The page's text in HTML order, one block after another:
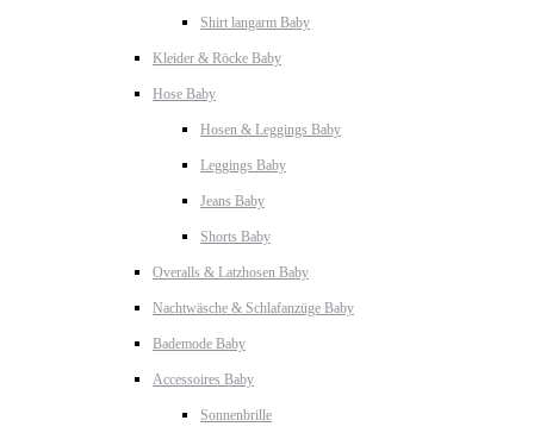
Shirt langarm Baby
Kleider & Röcke Baby
Hose Baby
Hosen & Leggings Baby
Leggings Baby
Jeans Baby
Shorts Baby
Overalls & Latzhosen Baby
Nachtwäsche & Schlafanzüge Baby
Bademode Baby
Accessoires Baby
Sonnenbrille